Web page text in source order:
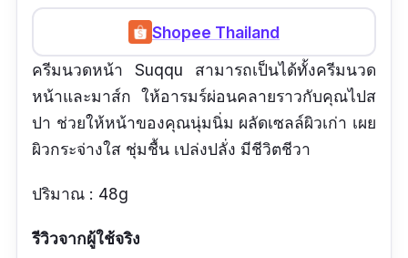
Shopee Thailand
ครีมนวดหน้า Suqqu สามารถเป็นได้ทั้งครีมนวด
หน้าและมาส์ก ให้อารมร์ผ่อนคลายราวกับคุณไปส
ปา ช่วยให้หน้าของคุณนุ่มนิ่ม ผลัดเซลล์ผิวเก่า เผย
ผิวกระจ่างใส ชุ่มชื้น เปล่งปลั่ง มีชีวิตชีวา
ปริมาณ : 48g
รีวิวจากผู้ใช้จริง